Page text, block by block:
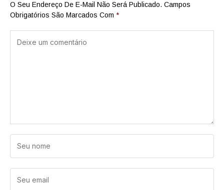
O Seu Endereço De E-Mail Não Será Publicado. Campos
Obrigatórios São Marcados Com *